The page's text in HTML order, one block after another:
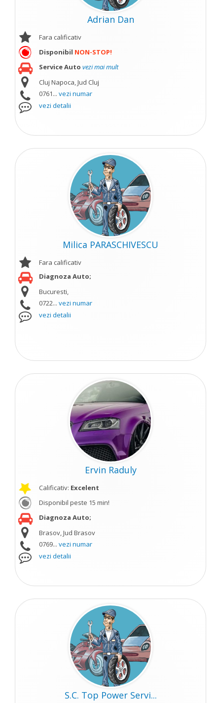
Adrian Dan
Fara calificativ
Disponibil NON-STOP!
Service Auto vezi mai mult
Cluj Napoca, Jud Cluj
0761... vezi numar
vezi detalii
Milica PARASCHIVESCU
Fara calificativ
Diagnoza Auto;
Bucuresti,
0722... vezi numar
vezi detalii
Ervin Raduly
Calificativ: Excelent
Disponibil peste 15 min!
Diagnoza Auto;
Brasov, Jud Brasov
0769... vezi numar
vezi detalii
S.C. Top Power Servi...